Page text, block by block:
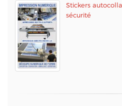
Stickers
sécurité